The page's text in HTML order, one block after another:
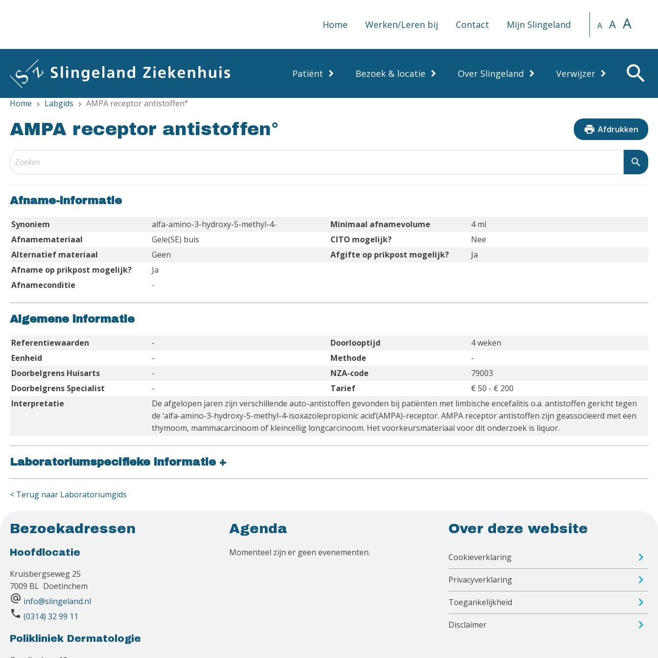
Home Werken/Leren bij Contact Mijn Slingeland A A A
Patiënt Bezoek & locatie Over Slingeland Verwijzer search
Home chevron_right Labgids chevron_right AMPA receptor antistoffen°
AMPA receptor antistoffen° print Afdrukken
search
Afname-informatie
Synoniem alfa-amino-3-hydroxy-5-methyl-4- Minimaal afnamevolume
4 ml
Afnamemateriaal
Gele(SE) buis CITO mogelijk?
Nee
Alternatief materiaal
Geen Afgifte op prikpost mogelijk?
Ja
Afname op prikpost mogelijk?
Ja
Afnameconditie
-
Algemene informatie
Referentiewaarden - Doorlooptijd
4 weken
Eenheid
- Methode
-
Doorbelgrens Huisarts
- NZA-code
79003
Doorbelgrens Specialist
- Tarief
€ 50 - € 200
Interpretatie
De afgelopen jaren zijn verschillende auto-antistoffen gevonden bij patiënten met limbische encefalitis o.a. antistoffen gericht tegen
de ‘alfa-amino-3-hydroxy-5-methyl-4-isoxazolepropionic acid’(AMPA)-receptor. AMPA receptor antistoffen zijn geassocieerd met een
thymoom, mammacarcinoom of kleincellig longcarcinoom. Het voorkeursmateriaal voor dit onderzoek is liquor.
Laboratoriumspecifieke informatie +
< Terug naar Laboratoriumgids
Bezoekadressen
Hoofdlocatie
Kruisbergseweg 25
7009 BL Doetinchem
alternate_email info@slingeland.nl
phone (0314) 32 99 11
Polikliniek Dermatologie
Agenda
Momenteel zijn er geen evenementen.
Over deze website
Cookieverklaring
Privacyverklaring
Toegankelijkheid
Disclaimer